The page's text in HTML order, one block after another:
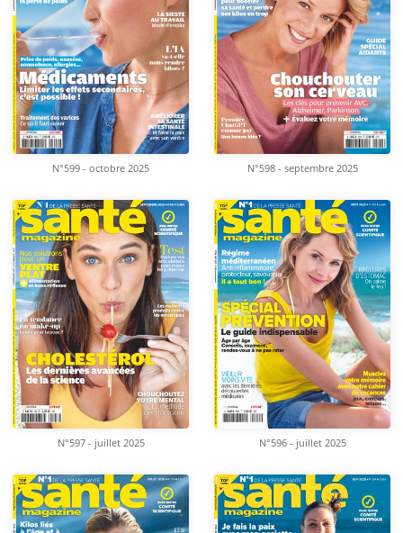
N°599 - octobre 2025 N°598 - septembre 2025
N°597 - juillet 2025 N°596 - juillet 2025